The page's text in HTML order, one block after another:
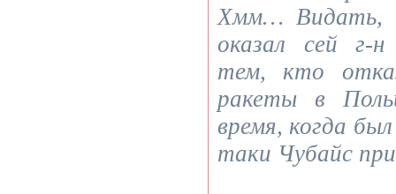
Хмм… Видать,
оказал сей г-н
тем, кто
ракеты в
время, когда
таки Чубайс